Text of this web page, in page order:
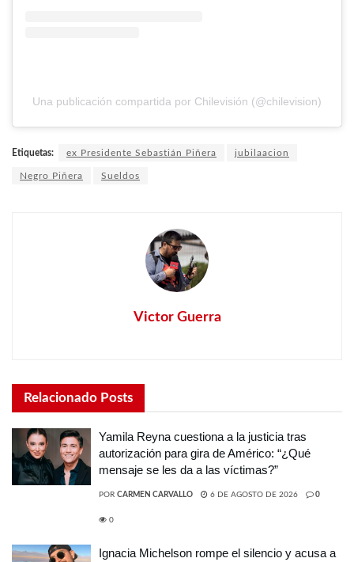
Una publicación compartida por Chilevisión (@chilevision)
Etiquetas: ex Presidente Sebastián Piñera jubilaacion
Negro Piñera Sueldos
Victor Guerra
Relacionado Posts
Yamila Reyna cuestiona a la justicia tras
autorización para gira de Américo: “¿Qué
mensaje se les da a las víctimas?”
POR CARMEN CARVALLO 6 DE AGOSTO DE 2026 0
0
Ignacia Michelson rompe el silencio y acusa a